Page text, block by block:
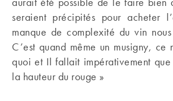
seraient précipités pour acheter
manque de complexité du vin
C’est quand même un musigny, ce
quoi et Il fallait impérativement
la hauteur du rouge »